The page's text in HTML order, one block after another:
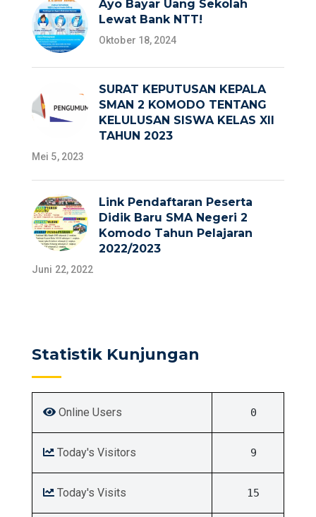
Ayo Bayar Uang Sekolah
Lewat Bank NTT!
Oktober 18, 2024
SURAT KEPUTUSAN KEPALA
SMAN 2 KOMODO TENTANG
KELULUSAN SISWA KELAS XII
TAHUN 2023
Mei 5, 2023
Link Pendaftaran Peserta
Didik Baru SMA Negeri 2
Komodo Tahun Pelajaran
2022/2023
Juni 22, 2022
Statistik Kunjungan
Online Users 0
Today's Visitors 9
Today's Visits 15